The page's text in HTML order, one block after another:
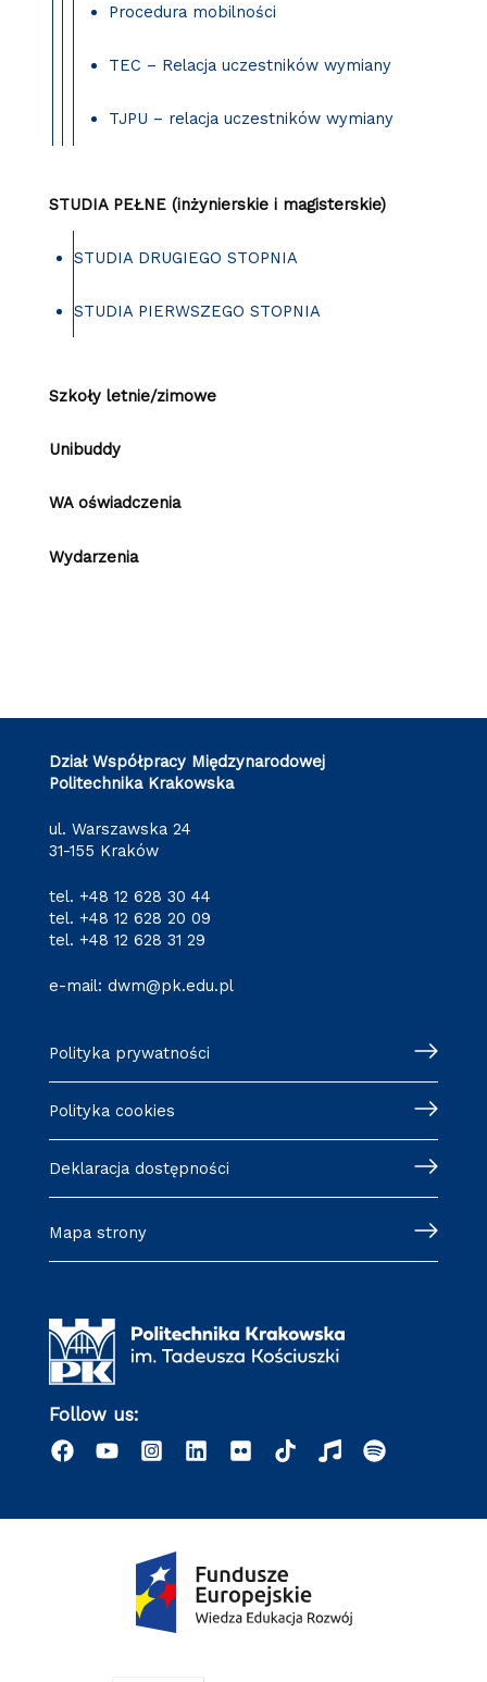
Procedura mobilności
TEC – Relacja uczestników wymiany
TJPU – relacja uczestników wymiany
STUDIA PEŁNE (inżynierskie i magisterskie)
STUDIA DRUGIEGO STOPNIA
STUDIA PIERWSZEGO STOPNIA
Szkoły letnie/zimowe
Unibuddy
WA oświadczenia
Wydarzenia
Dział Współpracy Międzynarodowej
Politechnika Krakowska
ul. Warszawska 24
31-155 Kraków
tel. +48 12 628 30 44
tel. +48 12 628 20 09
tel. +48 12 628 31 29
e-mail: dwm@pk.edu.pl
Polityka prywatności
Polityka cookies
Deklaracja dostępności
Mapa strony
Follow us: